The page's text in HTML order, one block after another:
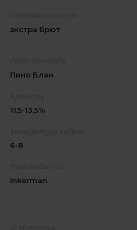
экстра брют
Пино Блан
11,5-13,5%
6-8
Inkerman